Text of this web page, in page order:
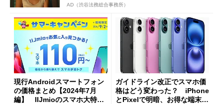
AD（渋谷法務総合事務所）
現行Androidスマートフォン
の価格まとめ【2024年7月
編】 IIJmioのスマホ大特価
ガイドライン改正でスマホ価
格はどう変わった？ iPhone
とPixelで明暗、お得な端末は